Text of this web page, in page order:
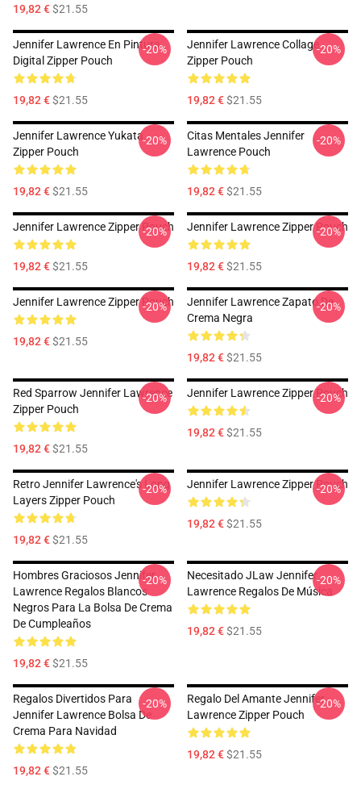
19,82 €$21.55
Jennifer Lawrence En Pintura
Digital Zipper Pouch
19,82 €$21.55
-20%
Jennifer Lawrence Collage
Zipper Pouch
19,82 €$21.55
-20%
Jennifer Lawrence Yukata
Zipper Pouch
19,82 €$21.55
-20%
Citas Mentales Jennifer
Lawrence Pouch
19,82 €$21.55
-20%
Jennifer Lawrence Zipper Pouch
19,82 €$21.55
-20% Jennifer Lawrence Zipper Pouch
19,82 €$21.55
-20%
Jennifer Lawrence Zipper Pouch
19,82 €$21.55
-20%
Jennifer Lawrence Zapato De
Crema Negra
19,82 €$21.55
-20%
Red Sparrow Jennifer Lawrence
Zipper Pouch
19,82 €$21.55
-20% Jennifer Lawrence Zipper Pouch
19,82 €$21.55
-20%
Retro Jennifer Lawrence's Long
Layers Zipper Pouch
19,82 €$21.55
-20% Jennifer Lawrence Zipper Pouch
19,82 €$21.55
-20%
Hombres Graciosos Jennifer
Lawrence Regalos Blancos
Negros Para La Bolsa De Crema
De Cumpleaños
19,82 €$21.55
-20%
Necesitado JLaw Jennifer
Lawrence Regalos De Música
19,82 €$21.55
-20%
Regalos Divertidos Para
Jennifer Lawrence Bolsa De
Crema Para Navidad
19,82 €$21.55
-20%
Regalo Del Amante Jennifer
Lawrence Zipper Pouch
19,82 €$21.55
-20%